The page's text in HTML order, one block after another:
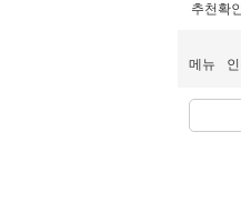
추천확인
메뉴